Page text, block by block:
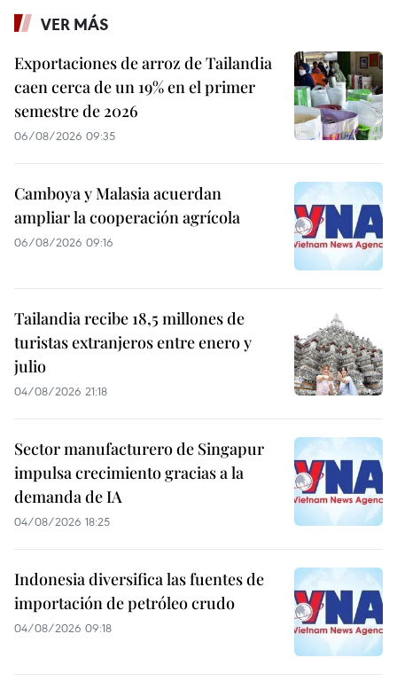
VER MÁS
Exportaciones de arroz de Tailandia
caen cerca de un 19% en el primer
semestre de 2026
06/08/2026 09:35
Camboya y Malasia acuerdan
ampliar la cooperación agrícola
06/08/2026 09:16
Tailandia recibe 18,5 millones de
turistas extranjeros entre enero y
julio
04/08/2026 21:18
Sector manufacturero de Singapur
impulsa crecimiento gracias a la
demanda de IA
04/08/2026 18:25
Indonesia diversifica las fuentes de
importación de petróleo crudo
04/08/2026 09:18